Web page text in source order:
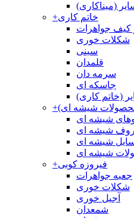
(میناکاری)
+خاتم کاری
کیف جواهرات
شکلات خوری
سینی
قلمدان
سرمه دان
جاسکه ای
(خاتم کاری)
+(محصولات شیشه ای)
شیشه ای
شیشه ای
شیشه ای
شیشه ای
+فیروزه کوبی
جعبه جواهرات
شکلات خوری
آجیل خوری
شمعدان